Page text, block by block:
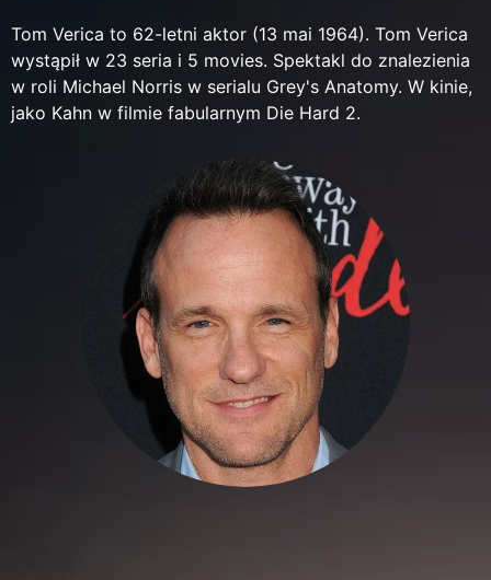
Tom Verica to 62-letni aktor (13 mai 1964). Tom Verica
wystąpił w 23 seria i 5 movies. Spektakl do znalezienia
w roli Michael Norris w serialu Grey's Anatomy. W kinie,
jako Kahn w filmie fabularnym Die Hard 2.